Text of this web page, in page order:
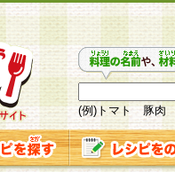
(例)トマト 豚肉